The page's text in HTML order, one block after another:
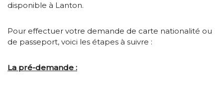
disponible à Lanton.
Pour effectuer votre demande de carte nationalité ou
de passeport, voici les étapes à suivre :
La pré-demande :